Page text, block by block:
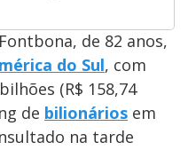
de 82 anos,
do Sul, com
(R$ 158,74
de bilionários em
na tarde